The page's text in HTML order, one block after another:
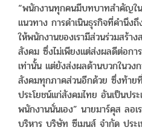
“พนักงานทุกคนมีบทบาทสำคัญใ
แนวทาง การดำเนินธุรกิจที่คำนึ
ให้พนักงานของเรามีส่วนร่วมสร้
สังคม ซึ่งไม่เพียงแต่ส่งผลดีต่อกา
เท่านั้น แต่ยังส่งผลด้านบวกในวง
สังคมทุกภาคส่วนอีกด้วย ซึ่งท้า
ประโยชน์แก่สังคมไทย อันเป็นปร
พนักงานนั่นเอง” นายมาร์คุส ลอ
บริหาร บริษัท ซีเมนส์ จำกัด ประ